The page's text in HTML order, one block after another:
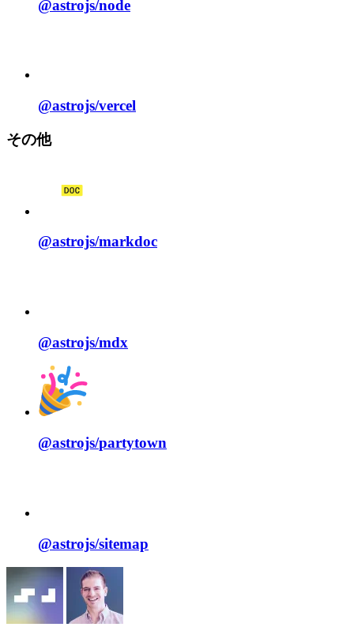
@astrojs/node
@astrojs/vercel
その他
@astrojs/markdoc
@astrojs/mdx
@astrojs/partytown
@astrojs/sitemap